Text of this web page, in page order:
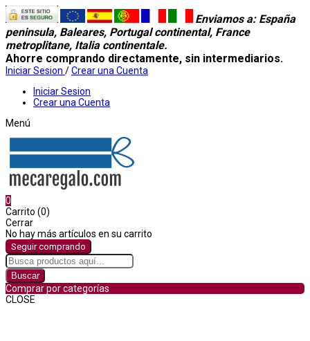
Enviamos a: España
peninsula, Baleares, Portugal continental, France
metroplitane, Italia continentale.
Ahorre comprando directamente, sin intermediarios.
Iniciar Sesion /Crear una Cuenta
Iniciar Sesion
Crear una Cuenta
Menú
0
Carrito (0)
Cerrar
No hay más artículos en su carrito
Seguir comprando
Buscar
Comprar por categorías
CLOSE